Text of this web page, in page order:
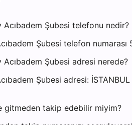
Şubesi telefonu nedir?
Şubesi telefon numarası
Şubesi adresi nerede?
Şubesi adresi:
gitmeden takip edebilir miyim?